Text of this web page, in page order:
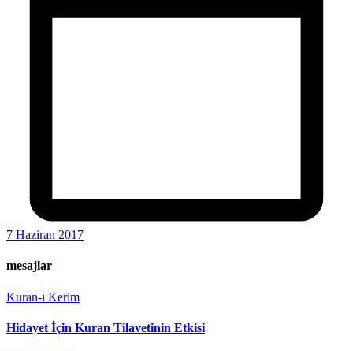
7 Haziran 2017
mesajlar
Kuran-ı Kerim
Hidayet İçin Kuran Tilavetinin Etkisi